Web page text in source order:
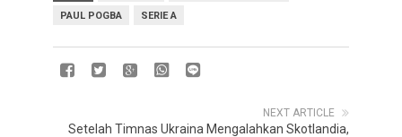
PAUL POGBA
SERIE A
NEXT ARTICLE
Setelah Timnas Ukraina Mengalahkan Skotlandia,